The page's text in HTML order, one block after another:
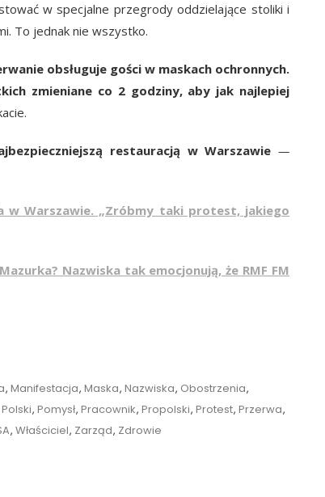
w specjalne przegrody oddzielające stoliki i
To jednak nie wszystko.
obsługuje gości w maskach ochronnych.
zmieniane co 2 godziny, aby jak najlepiej
restauracją w Warszawie —
w Warszawie. „Zróbmy taki protest, jakiego
Nazwiska tak emocjonują, że RMF FM
, Manifestacja, Maska, Nazwiska, Obostrzenia,
Polski, Pomysł, Pracownik, Propolski, Protest, Przerwa,
, Właściciel, Zarząd, Zdrowie